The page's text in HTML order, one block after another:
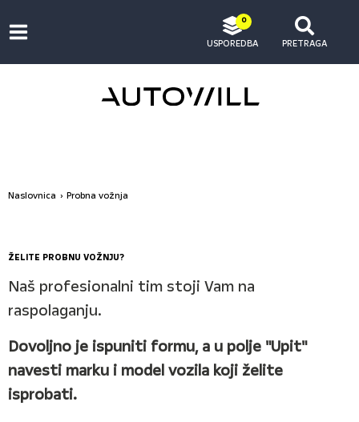
0
USPOREDBA PRETRAGA
Naslovnica Probna vožnja
ŽELITE PROBNU VOŽNJU?
Naš profesionalni tim stoji Vam na
raspolaganju.
Dovoljno je ispuniti formu, a u polje "Upit"
navesti marku i model vozila koji želite
isprobati.